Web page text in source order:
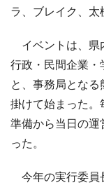
ラ、ブレイク、太
イベントは、県
行政・民間企業・
と、事務局とな
掛けて始まった
準備から当日の運
った。
今年の実行委員